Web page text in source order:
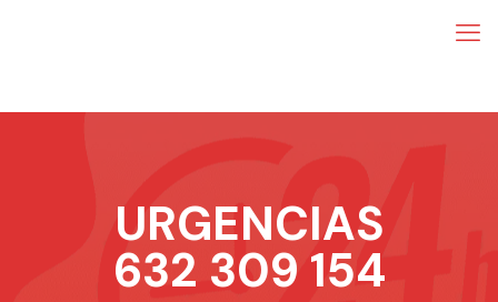
URGENCIAS
632 309 154